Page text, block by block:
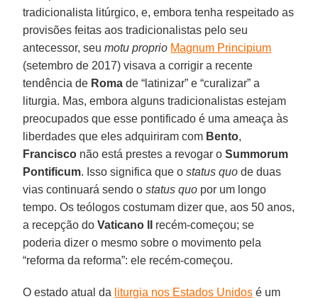
tradicionalista litúrgico, e, embora tenha respeitado as
provisões feitas aos tradicionalistas pelo seu
antecessor, seumotu proprio Magnum Principium
(setembro de 2017) visava a corrigir a recente
tendência de Roma de “latinizar” e “curalizar” a
liturgia. Mas, embora alguns tradicionalistas estejam
preocupados que esse pontificado é uma ameaça às
liberdades que eles adquiriram com Bento,
Francisco não está prestes a revogar oSummorum
Pontificum. Isso significa que ostatus quo de duas
vias continuará sendo ostatus quo por um longo
tempo. Os teólogos costumam dizer que, aos 50 anos,
a recepção doVaticano II
recém-começou; se
poderia dizer o mesmo sobre o movimento pela
“reforma da reforma”: ele recém-começou.
O estado atual da liturgia nos Estados Unidos é um